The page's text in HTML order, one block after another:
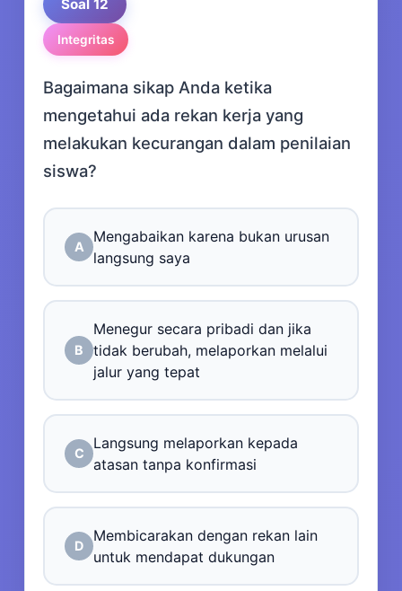
Soal 12
Integritas
Bagaimana sikap Anda ketika
mengetahui ada rekan kerja yang
melakukan kecurangan dalam penilaian
siswa?
A
Mengabaikan karena bukan urusan
langsung saya
B
Menegur secara pribadi dan jika
tidak berubah, melaporkan melalui
jalur yang tepat
C
Langsung melaporkan kepada
atasan tanpa konfirmasi
D
Membicarakan dengan rekan lain
untuk mendapat dukungan